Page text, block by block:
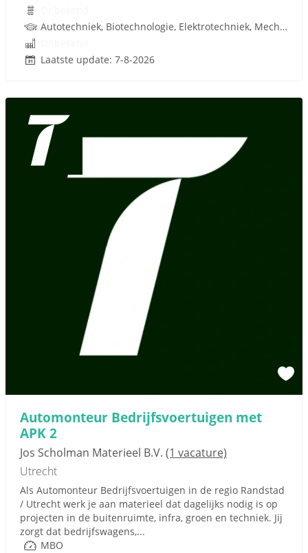
Autotechniek, Biotechnologie, Elektrotechniek, Mechatronica, Werktuigbouwkunde, Metaal, Techniek, Rijbewijs
Laatste update: 7-8-2026
Automonteur Bedrijfsvoertuigen met
APK 2
Jos Scholman Materieel B.V. (1 vacature)
Utrecht
Als Automonteur Bedrijfsvoertuigen in de regio Randstad
/ Utrecht werk je aan materieel dat dagelijks nodig is op
projecten in de buitenruimte, infra, groen en techniek. Jij
zorgt dat bedrijfswagens,...
MBO